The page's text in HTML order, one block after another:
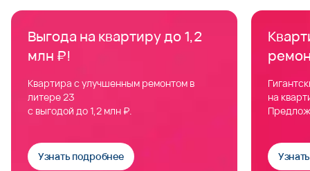
Выгода на квартиру до 1,2
млн ₽!
Квартира с улучшенным ремонтом в
литере 23
с выгодой до 1,2 млн ₽.
Узнать подробнее
на